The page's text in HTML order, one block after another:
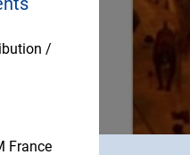
/
France